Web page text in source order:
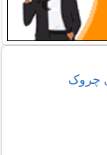
چروک